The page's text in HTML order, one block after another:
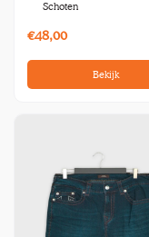
Schoten
€48,00
Bekijk